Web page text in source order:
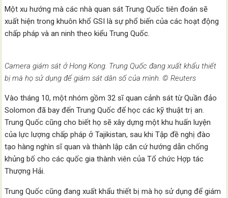
Một xu hướng mà các nhà quan sát Trung Quốc tiên đoán sẽ
xuất hiện trong khuôn khổ GSI là sự phổ biến của các hoạt động
chấp pháp và an ninh theo kiểu Trung Quốc.
Camera giám sát ở Hong Kong. Trung Quốc đang xuất khẩu thiết
bị mà họ sử dụng để giám sát dân số của mình. © Reuters
Vào tháng 10, một nhóm gồm 32 sĩ quan cảnh sát từ Quần đảo
Solomon đã bay đến Trung Quốc để học các kỹ thuật trị an.
Trung Quốc cũng cho biết họ sẽ xây dựng một khu huấn luyện
của lực lượng chấp pháp ở Tajikistan, sau khi Tập đề nghị đào
tạo hàng nghìn sĩ quan và thành lập căn cứ hướng dẫn chống
khủng bố cho các quốc gia thành viên của Tổ chức Hợp tác
Thượng Hải.
Trung Quốc cũng đang xuất khẩu thiết bị mà họ sử dụng để giám